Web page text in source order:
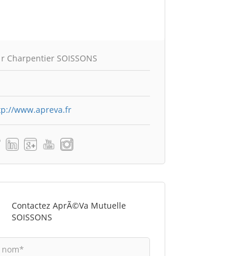
Charpentier SOISSONS
www.apreva.fr
Contactez AprÃ©va Mutuelle
SOISSONS